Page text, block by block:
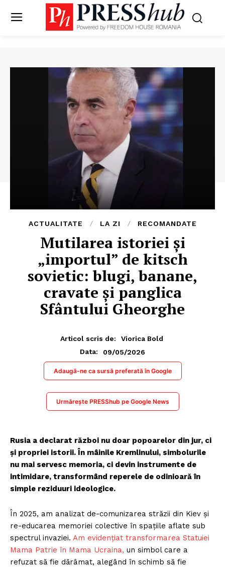
ACTUALITATE LA ZI RECOMANDATE
Mutilarea istoriei și
„importul” de kitsch
sovietic: blugi, banane,
cravate și panglica
Sfântului Gheorghe
Articol scris de:
Viorica Bold
Data:
09/05/2026
Adaugă-ne ca sursă preferată în Google
Urmărește PRESShub pe Google News
Rusia a declarat război nu doar popoarelor din jur, ci
și propriei istorii. În mâinile Kremlinului, simbolurile
nu mai servesc memoria, ci devin instrumente de
intimidare, transformând reperele de odinioară în
simple reziduuri ideologice.
În 2025, am analizat de-comunizarea străzii din Kiev și
re-educarea memoriei colective în spațiile aflate sub
spectrul invaziei. Am evidențiat transformarea Statuiei
Mama Patrie în Mama Ucraina, un simbol care a
refuzat să fie dărâmat, alegând în schimb să fie